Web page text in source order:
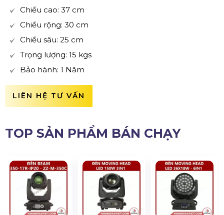
Chiều cao: 37 cm
Chiều rộng: 30 cm
Chiều sâu: 25 cm
Trọng lượng: 15 kgs
Bảo hành: 1 Năm
LIÊN HỆ TƯ VẤN
TOP SẢN PHẨM BÁN CHẠY